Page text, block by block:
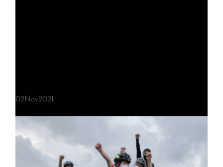
皆さんこんにちは競輪選手の鈴木謙二です申し訳ありません明日（11月
20日）の手賀沼ロードバイクイベントは中止となります。
オーバートレーニング
02Nov2021